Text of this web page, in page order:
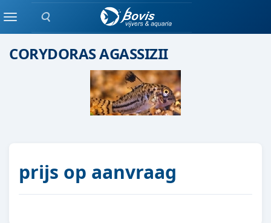
Zoeken
MenuGroepen vis
CORYDORAS AGASSIZII
prijs op aanvraag